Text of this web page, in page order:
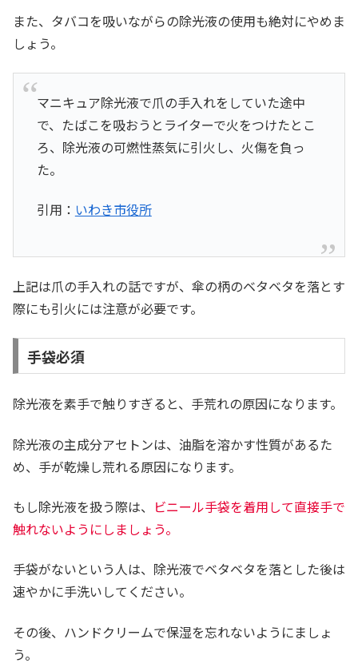
また、タバコを吸いながらの除光液の使用も絶対にやめま
しょう。
マニキュア除光液で爪の手入れをしていた途中
で、たばこを吸おうとライターで火をつけたとこ
ろ、除光液の可燃性蒸気に引火し、火傷を負っ
た。
引用： いわき市役所
上記は爪の手入れの話ですが、傘の柄のベタベタを落とす
際にも引火には注意が必要です。
手袋必須
除光液を素手で触りすぎると、手荒れの原因になります。
除光液の主成分アセトンは、油脂を溶かす性質があるた
め、手が乾燥し荒れる原因になります。
もし除光液を扱う際は、 ビニール手袋を着用して直接手で
触れないようにしましょう。
手袋がないという人は、除光液でベタベタを落とした後は
速やかに手洗いしてください。
その後、ハンドクリームで保湿を忘れないようにましょ
う。